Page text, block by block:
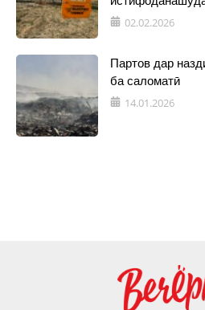
02.02.2026
Партов дар
ба саломатӣ
14.01.2026